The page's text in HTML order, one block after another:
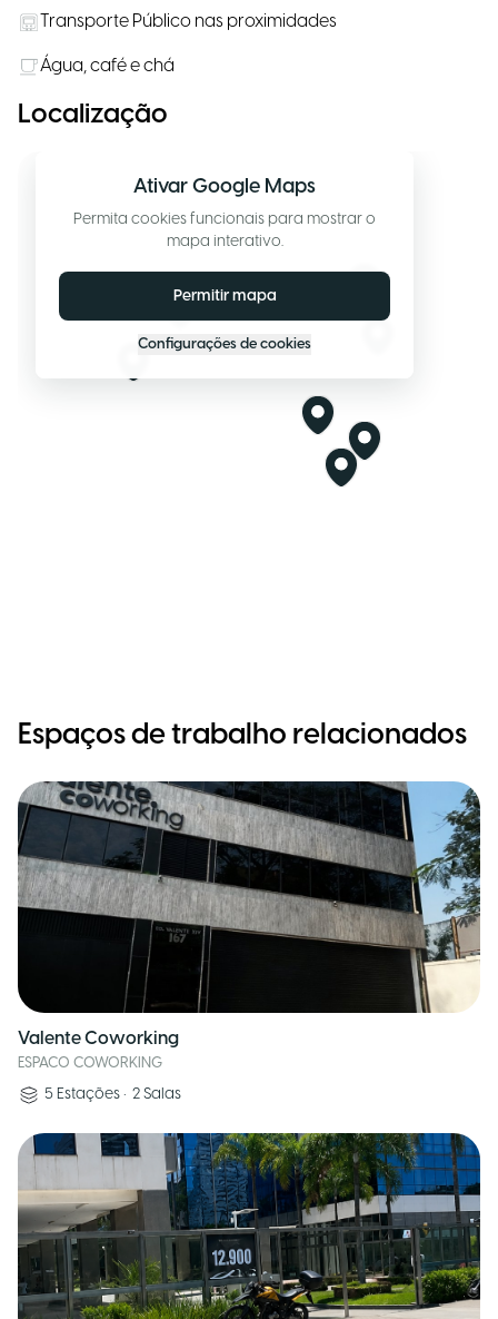
Transporte Público nas proximidades
Água, café e chá
Localização
Ativar Google Maps
Permita cookies funcionais para mostrar o
mapa interativo.
Permitir mapa
Configurações de cookies
Espaços de trabalho relacionados
Valente Coworking
ESPACO COWORKING
5 Estações • 2 Salas